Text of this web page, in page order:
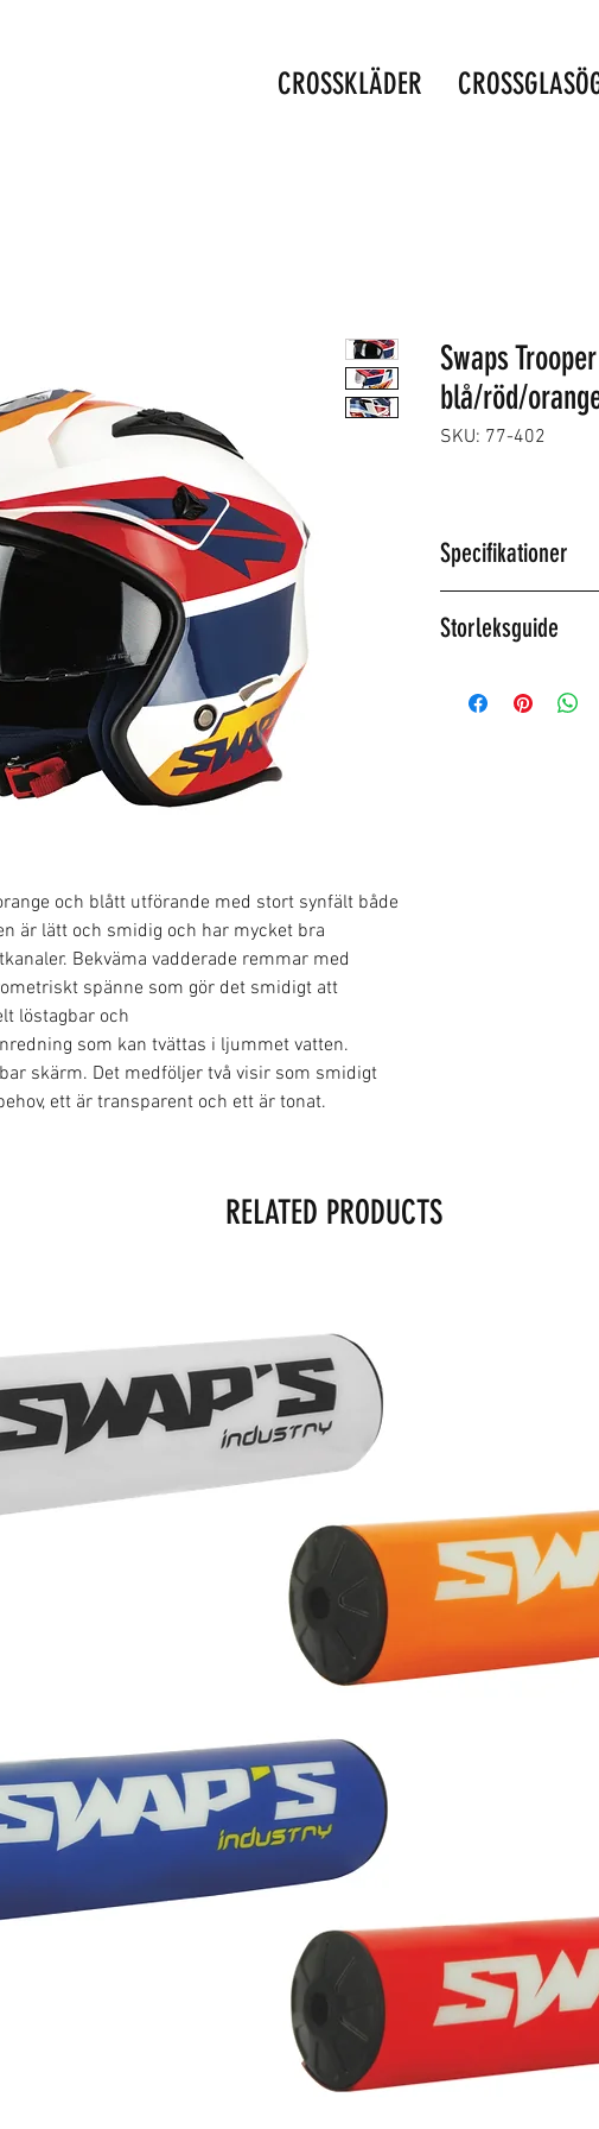
CROSSKLÄDER
och blått utförande med stort synfält både
är lätt och smidig och har mycket bra
Bekväma vadderade remmar med
spänne som gör det smidigt att
löstagbar och
som kan tvättas i ljummet vatten.
skärm. Det medföljer två visir som smidigt
ett är transparent och ett är tonat.
Swaps
blå/röd/
SKU: 77-402
Specifikationer
Vikt 950g (± 50gr)
Levereras med
Storlekar XS - XL
Storleksguide
Size S =
RELATED PRODUCTS